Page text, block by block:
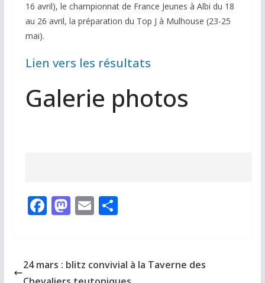
16 avril), le championnat de France Jeunes à Albi du 18
au 26 avril, la préparation du Top J à Mulhouse (23-25
mai).
Lien vers les résultats
Galerie photos
F
b
M
d
E
l
P
g
24 mars : blitz convivial à la Taverne des